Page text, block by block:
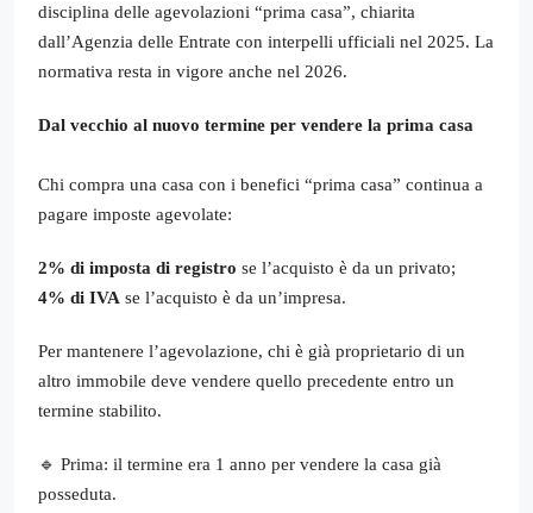
disciplina delle agevolazioni “prima casa”, chiarita
dall’Agenzia delle Entrate con interpelli ufficiali nel 2025. La
normativa resta in vigore anche nel 2026.
Dal vecchio al nuovo termine per vendere la prima casa
Chi compra una casa con i benefici “prima casa” continua a
pagare imposte agevolate:
2% di imposta di registro se l’acquisto è da un privato;
4% di IVA se l’acquisto è da un’impresa.
Per mantenere l’agevolazione, chi è già proprietario di un
altro immobile deve vendere quello precedente entro un
termine stabilito.
🔹 Prima: il termine era 1 anno per vendere la casa già
posseduta.